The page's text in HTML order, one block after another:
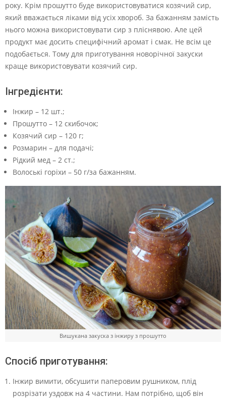
року. Крім прошутто буде використовуватися козячий сир,
який вважається ліками від усіх хвороб. За бажанням замість
нього можна використовувати сир з пліснявою. Але цей
продукт має досить специфічний аромат і смак. Не всім це
подобається. Тому для приготування новорічної закуски
краще використовувати козячий сир.
Інгредієнти:
Інжир – 12 шт.;
Прошутто – 12 скибочок;
Козячий сир – 120 г;
Розмарин – для подачі;
Рідкий мед – 2 ст.;
Волоські горіхи – 50 г/за бажанням.
Вишукана закуска з інжиру з прошутто
Спосіб приготування:
Інжир вимити, обсушити паперовим рушником, плід
розрізати уздовж на 4 частини. Нам потрібно, щоб він